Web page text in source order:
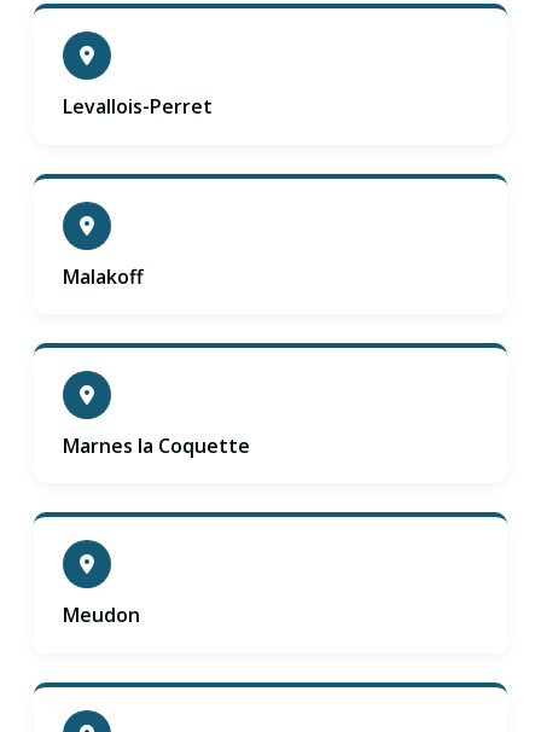
Levallois-Perret
Malakoff
Marnes la Coquette
Meudon